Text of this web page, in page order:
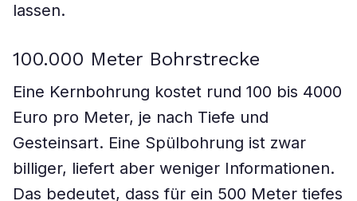
lassen.
100.000 Meter Bohrstrecke
Eine Kernbohrung kostet rund 100 bis 4000
Euro pro Meter, je nach Tiefe und
Gesteinsart. Eine Spülbohrung ist zwar
billiger, liefert aber weniger Informationen.
Das bedeutet, dass für ein 500 Meter tiefes